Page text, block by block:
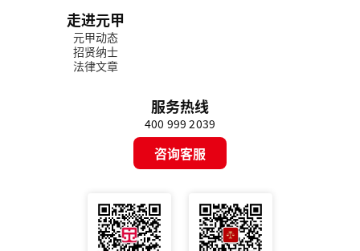
走进元甲
元甲动态
招贤纳士
法律文章
服务热线
400 999 2039
咨询客服